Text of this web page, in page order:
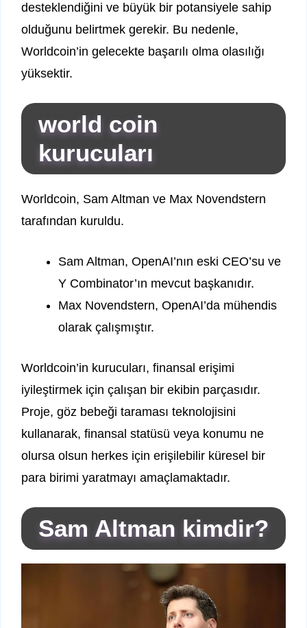
desteklendiğini ve büyük bir potansiyele sahip
olduğunu belirtmek gerekir. Bu nedenle,
Worldcoin’in gelecekte başarılı olma olasılığı
yüksektir.
world coin
kurucuları
Worldcoin, Sam Altman ve Max Novendstern
tarafından kuruldu.
Sam Altman, OpenAI’nın eski CEO’su ve
Y Combinator’ın mevcut başkanıdır.
Max Novendstern, OpenAI’da mühendis
olarak çalışmıştır.
Worldcoin’in kurucuları, finansal erişimi
iyileştirmek için çalışan bir ekibin parçasıdır.
Proje, göz bebeği taraması teknolojisini
kullanarak, finansal statüsü veya konumu ne
olursa olsun herkes için erişilebilir küresel bir
para birimi yaratmayı amaçlamaktadır.
Sam Altman kimdir?